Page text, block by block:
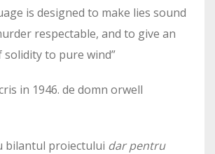
is designed to make lies sound
respectable, and to give an
solidity to pure wind”
in 1946. de domn orwell
bilantul proiectului dar pentru